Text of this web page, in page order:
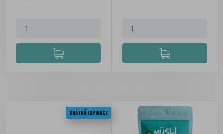
KRÁTKÁ EXPIRACE